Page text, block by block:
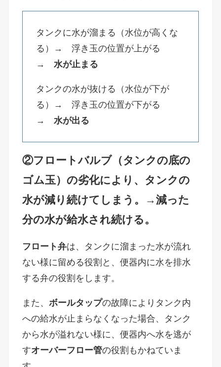
タンクに水が溜まる（水位が高くな
る）→ 浮き玉の位置が上がる
→ 水が止まる
タンクの水が抜ける（水位が下が
る）→ 浮き玉の位置が下がる
→ 水が出る
②フロートバルブ（タンクの底の
ゴム玉）の劣化により、タンクの
水が減り続けてしまう。→減った
分の水が給水され続ける。
フロート弁は、
タンクに溜まった水が流れ
ない様に留める役割と、便器内に水を排水
する弁の役割をします。
また、 ボールタップの故障によりタンク内
への給水が止まらなくなった場合、タンク
から水が溢れない様に、便器内へ水を逃が
すオーバーフロー管の役割もかねていま